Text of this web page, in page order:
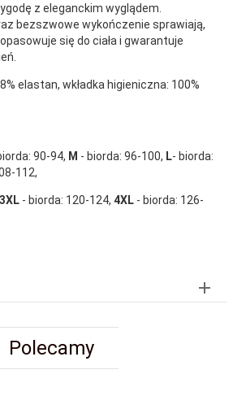
z eleganckim wyglądem.
bezszwowe wykończenie sprawiają,
się do ciała i gwarantuje
elastan, wkładka higieniczna: 100%
90-94, M - biorda: 96-100, L- biorda:
112,
3XL - biorda: 120-124, 4XL - biorda: 126-
Polecamy